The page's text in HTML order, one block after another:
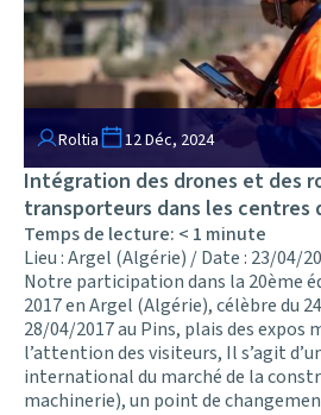
Roltia 12 Déc, 2024
Intégration des drones et des
transporteurs dans les centres
Temps de lecture: < 1 minute
Lieu : Argel (Algérie) / Date : 23/04/
Notre participation dans la 20ème
2017 en Argel (Algérie), célèbre du
28/04/2017 au Pins, plais des
l’attention des visiteurs, Il s’agit
international du marché de la
machinerie), un point de